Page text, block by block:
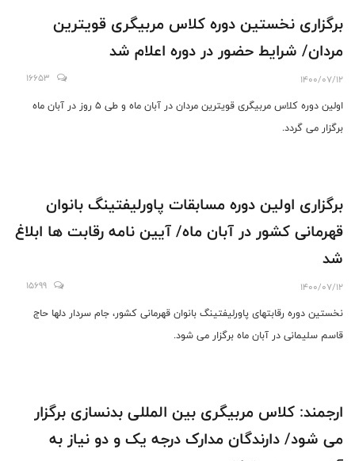
برگزاری نخستین دوره کلاس مربیگری قویترین
مردان/ شرایط حضور در دوره اعلام شد
1400/07/12
16653
اولین دوره کلاس مربیگری قویترین مردان در آبان ماه و طی 5 روز در آبان ماه
برگزار می گردد.
برگزاری اولین دوره مسابقات پاورلیفتینگ بانوان
قهرمانی کشور در آبان ماه/ آیین نامه رقابت ها ابلاغ
شد
1400/07/12
15699
نخستین دوره رقابتهای پاورلیفتینگ بانوان قهرمانی کشور، جام سردار دلها حاج
قاسم سلیمانی در آبان ماه برگزار می شود.
ارجمند: کلاس مربیگری بین المللی بدنسازی برگزار
می شود/ دارندگان مدارک درجه یک و دو نیاز به